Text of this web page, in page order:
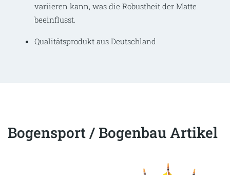
variieren kann, was die Robustheit der Matte
beeinflusst.
Qualitätsprodukt aus Deutschland
Bogensport / Bogenbau Artikel